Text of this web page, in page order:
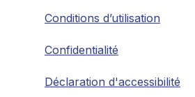
Conditions d’utilisation
Confidentialité
Déclaration d'accessibilité